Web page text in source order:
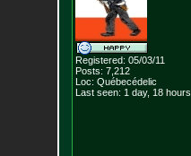
Registered: 05/03/11
Posts: 7,212
Loc: Québecédelic
Last seen: 1 day, 18 hours